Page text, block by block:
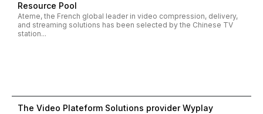
Resource Pool
Ateme, the French global leader in video compression, delivery,
and streaming solutions has been selected by the Chinese TV
station...
The Video Plateform Solutions provider Wyplay